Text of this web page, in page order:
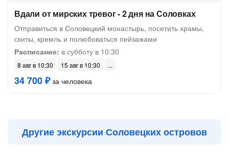
Вдали от мирских тревог - 2 дня на Соловках
Отправиться в Соловецкий монастырь, посетить храмы,
скиты, кремль и полюбоваться пейзажами
Расписание: в субботу в 10:30
8 авг в 10:30 15 авг в 10:30
34 700 ₽за человека
Другие экскурсии Соловецких островов